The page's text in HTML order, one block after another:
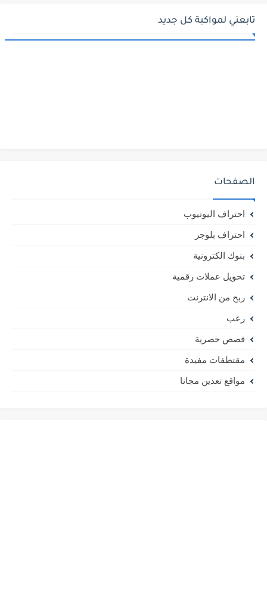
تابعني لمواكبة كل جديد
الصفحات
احتراف اليوتيوب
احتراف بلوجر
بنوك الكترونية
تحويل عملات رقمية
ربح من الانترنت
رعب
قصص حصرية
مقتطفات مفيدة
مواقع تعدين مجانا